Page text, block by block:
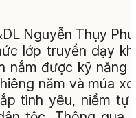
Nguyễn Thụy
lớp truyền dạy
nắm được kỹ năng
năm và múa
tình yêu, niềm tự